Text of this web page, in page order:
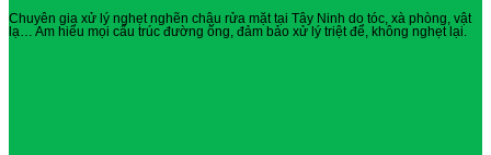
Chuyên gia xử lý nghẹt nghẽn chậu rửa mặt tại Tây Ninh do tóc, xà phòng, vật
lạ… Am hiểu mọi cấu trúc đường ống, đảm bảo xử lý triệt để, không nghẹt lại.